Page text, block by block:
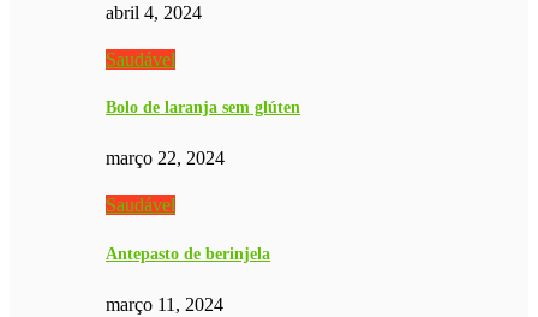
abril 4, 2024
Saudável
Bolo de laranja sem glúten
março 22, 2024
Saudável
Antepasto de berinjela
março 11, 2024